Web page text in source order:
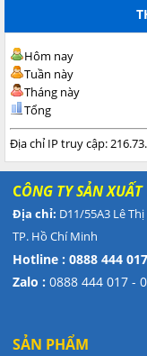
Hôm nay
Tuần này
Tháng này
Tổng
Địa chỉ IP truy cập:
CÔNG TY SẢN
Địa chỉ: D11/55A3 Lê
TP. Hồ Chí Minh
Hotline : 0888 444
Zalo : 0888 444 017 -
SẢN PHẨM